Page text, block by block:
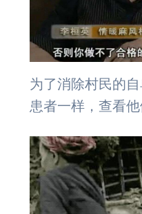
为了消除村民的
患者一样，查看他